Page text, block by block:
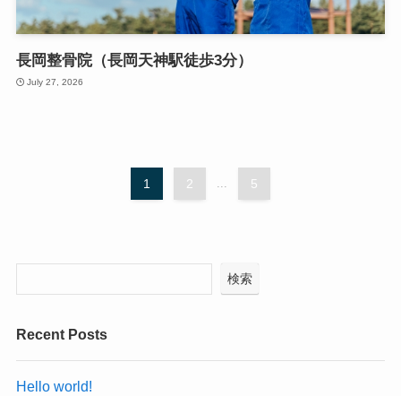
長岡整骨院（長岡天神駅徒歩3分）
July 27, 2026
1 2 ... 5
検索
Recent Posts
Hello world!